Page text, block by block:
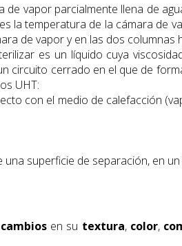
de vapor parcialmente llena de
la temperatura de la cámara de
de vapor y en las dos columnas
es un líquido cuya
circuito cerrado en el que de
UHT:
con el medio de calefacción
superficie de separación, en
cambios en su textura, color,